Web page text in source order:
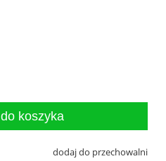
do koszyka
dodaj do przechowalni